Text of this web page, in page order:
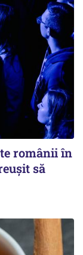
românii în
să